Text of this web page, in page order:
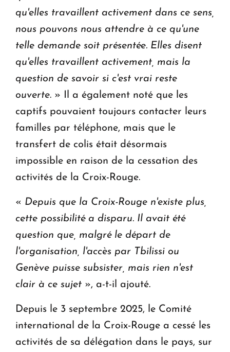
qu'elles travaillent activement dans ce sens,
nous pouvons nous attendre à ce qu'une
telle demande soit présentée. Elles disent
qu'elles travaillent activement, mais la
question de savoir si c'est vrai reste
ouverte. » Il a également noté que les
captifs pouvaient toujours contacter leurs
familles par téléphone, mais que le
transfert de colis était désormais
impossible en raison de la cessation des
activités de la Croix-Rouge.
« Depuis que la Croix-Rouge n'existe plus,
cette possibilité a disparu. Il avait été
question que, malgré le départ de
l'organisation, l'accès par Tbilissi ou
Genève puisse subsister, mais rien n'est
clair à ce sujet », a-t-il ajouté.
Depuis le 3 septembre 2025, le Comité
international de la Croix-Rouge a cessé les
activités de sa délégation dans le pays, sur